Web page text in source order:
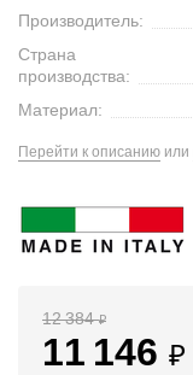
Производитель:
Страна
производства:
Материал:
Перейти к описанию или
12 384₽
11 146 ₽